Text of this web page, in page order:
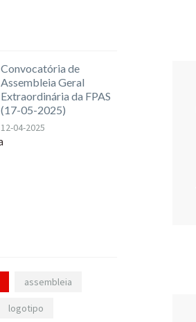
Convocatória de
Assembleia Geral
Extraordinária da FPAS
(17-05-2025)
12-04-2025
assembleia
logotipo